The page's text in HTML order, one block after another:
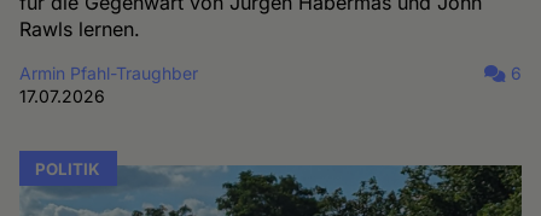
Rawls lernen.
Armin Pfahl-Traughber
17.07.2026
6
POLITIK